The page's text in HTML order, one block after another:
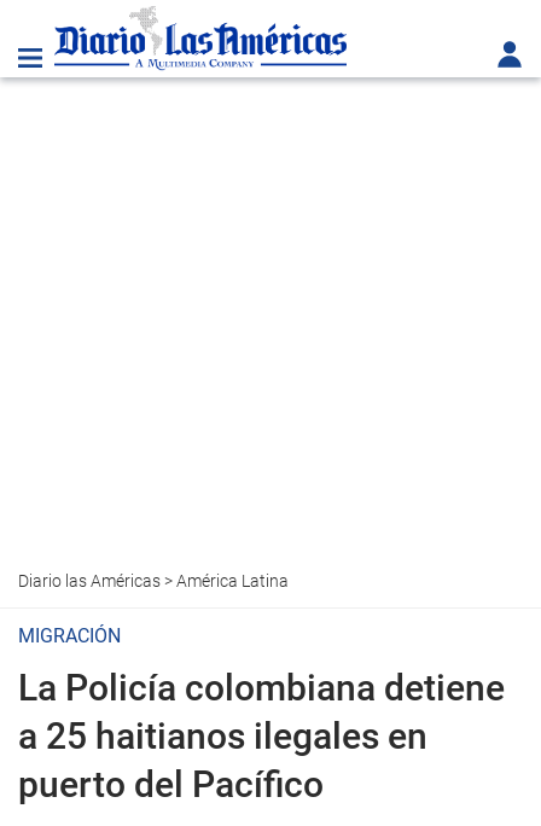
Diario las Américas>América Latina
MIGRACIÓN
La Policía colombiana detiene
a 25 haitianos ilegales en
puerto del Pacífico